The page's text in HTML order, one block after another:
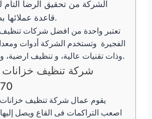
الشركة من تحقيق الرضا التام
قاعدة عملائها بصورة مستدامة.
الفجيرة وتستخدم الشركة أدوات
وذات تقنيات عالية، و تنظيف ارضية، وجدران الخزانات.
شركة تنظيف خزانات
يقوم عمال شركة تنظيف خزانات
اصعب التراكمات فى القاع ويصل